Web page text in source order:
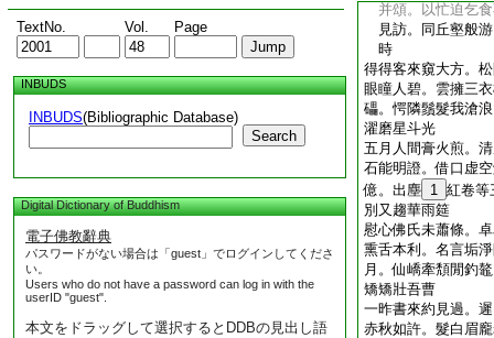
TextNo. Vol. Page
INBUDS
INBUDS(Bibliographic Database)
Search
Digital Dictionary of Buddhism
電子佛教辭典
パスワードがない場合は「guest」でログインしてくださ
い。
Users who do not have a password can log in with the
userID "guest".
本文をドラッグして選択するとDDBの見出し語
并頌。以忙迫乞
見訪。同丘壑般
時
得得客來窺大方。
眼瞳人碧。雲擁三
礧。愕隣鬚髮我滄
濯磨星斗光
五月人間膏火煎。
石能明證。借口虚
億。出塵 1 紅卷等
別又趨華雨筵
慰心佛氏未蕭條。
熏舌本利。名言垢
月。仙嶠牽頽閒釣
矯矯壯吾曹
一昨書來約見過。
赤秋如許。髮白眉